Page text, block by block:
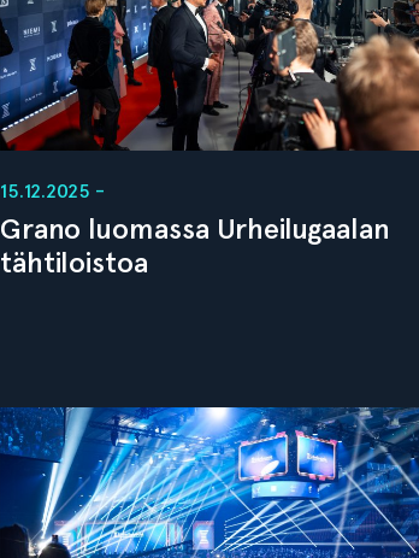
15.12.2025 -
Grano luomassa Urheilugaalan
tähtiloistoa